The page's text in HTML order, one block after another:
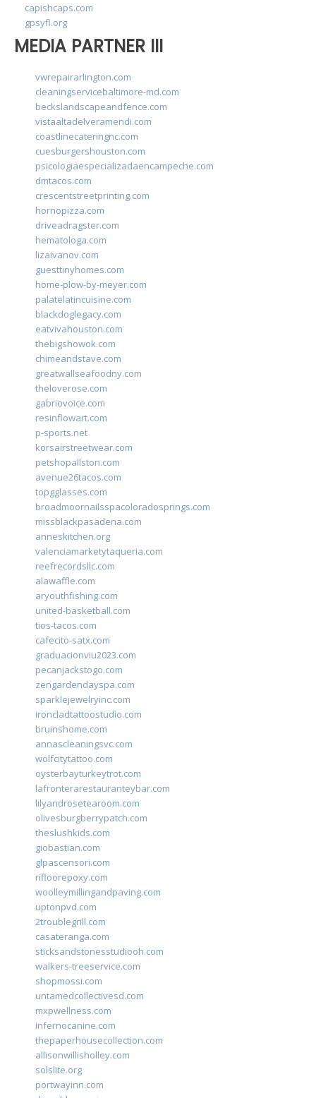
capishcaps.com
gpsyfl.org
MEDIA PARTNER III
vwrepairarlington.com
cleaningservicebaltimore-md.com
beckslandscapeandfence.com
vistaaltadelveramendi.com
coastlinecateringnc.com
cuesburgershouston.com
psicologiaespecializadaencampeche.com
dmtacos.com
crescentstreetprinting.com
hornopizza.com
driveadragster.com
hematologa.com
lizaivanov.com
guesttinyhomes.com
home-plow-by-meyer.com
palatelatincuisine.com
blackdoglegacy.com
eatvivahouston.com
thebigshowok.com
chimeandstave.com
greatwallseafoodny.com
theloverose.com
gabriovoice.com
resinflowart.com
p-sports.net
korsairstreetwear.com
petshopallston.com
avenue26tacos.com
topgglasses.com
broadmoornailsspacoloradosprings.com
missblackpasadena.com
anneskitchen.org
valenciamarketytaqueria.com
reefrecordsllc.com
alawaffle.com
aryouthfishing.com
united-basketball.com
tios-tacos.com
cafecito-satx.com
graduacionviu2023.com
pecanjackstogo.com
zengardendayspa.com
sparklejewelryinc.com
ironcladtattoostudio.com
bruinshome.com
annascleaningsvc.com
wolfcitytattoo.com
oysterbayturkeytrot.com
lafronterarestauranteybar.com
lilyandrosetearoom.com
olivesburgberrypatch.com
theslushkids.com
giobastian.com
glpascensori.com
rifloorepoxy.com
woolleymillingandpaving.com
uptonpvd.com
2troublegrill.com
casateranga.com
sticksandstonesstudiooh.com
walkers-treeservice.com
shopmossi.com
untamedcollectivesd.com
mxpwellness.com
infernocanine.com
thepaperhousecollection.com
allisonwillisholley.com
solslite.org
portwayinn.com